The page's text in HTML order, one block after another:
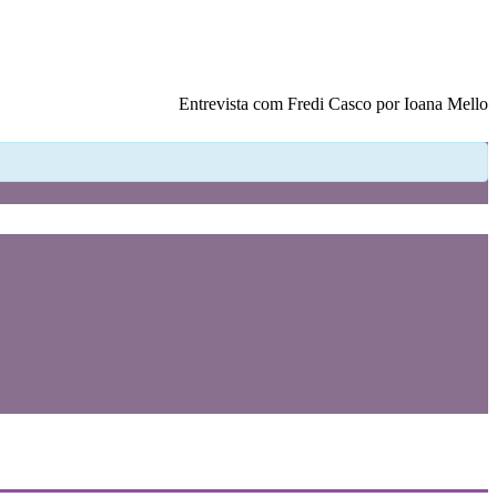
Entrevista com Fredi Casco por Ioana Mello